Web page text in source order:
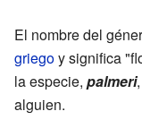
El nombre del
griegoy significa
la especie, palmeri
alguien.